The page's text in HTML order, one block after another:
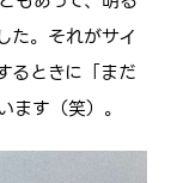
た。それがサイ
るときに「まだ
ます（笑）。